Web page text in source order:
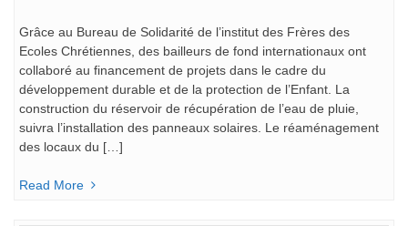
Grâce au Bureau de Solidarité de l’institut des Frères des
Ecoles Chrétiennes, des bailleurs de fond internationaux ont
collaboré au financement de projets dans le cadre du
développement durable et de la protection de l’Enfant. La
construction du réservoir de récupération de l’eau de pluie,
suivra l’installation des panneaux solaires. Le réaménagement
des locaux du […]
Read More